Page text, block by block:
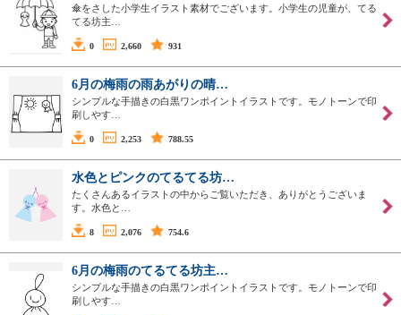
傘をさした小学生イラスト素材でございます。小学生の児童が、てる
てる坊主…
0 2,660 931
6月の梅雨の雨あがりの晴…
シンプルな手描きの白黒ワンポイントイラストです。モノトーンで印
刷しやす…
0 2,253 788.55
水色とピンクのてるてる坊…
たくさんあるイラストの中からご覧いただき、ありがとうございま
す。水色と…
8 2,076 754.6
6月の梅雨のてるてる坊主…
シンプルな手描きの白黒ワンポイントイラストです。モノトーンで印
刷しやす…